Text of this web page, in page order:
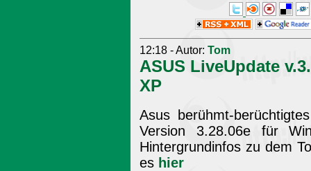
12:18 - Autor: Tom
ASUS LiveUpdate
XP
Asus berühmt-
Version 3.28.06e für
Hintergrundinfos zu dem
es hier